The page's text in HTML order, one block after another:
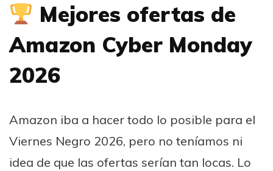
Mejores ofertas de
Amazon Cyber Monday
2026
Amazon iba a hacer todo lo posible para el
Viernes Negro 2026, pero no teníamos ni
idea de que las ofertas serían tan locas. Lo